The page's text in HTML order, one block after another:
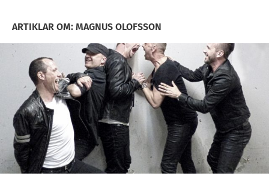
ARTIKLAR OM: MAGNUS OLOFSSON